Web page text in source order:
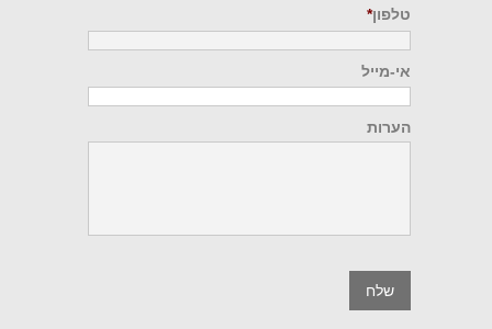
טלפון*
אי-מייל
הערות